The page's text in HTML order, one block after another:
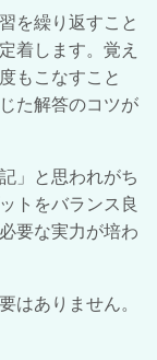
を繰り返すこと
着します。覚え
もこなすこと
た解答のコツが
」と思われがち
トをバランス良
要な実力が培わ
はありません。